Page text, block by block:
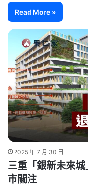
Read More »
2025 年 7 月 30 日
三重「銀新未來
市關注